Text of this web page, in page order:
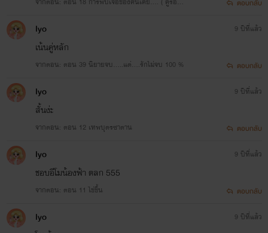
ตอบกลับ
Iyo
เน้นคู่หลัก
จากตอน: ตอน 39 นิยายจบ.....แต่....รักไม่จบ 100 %
9 ปีที่แล้ว
ตอบกลับ
Iyo
สั้นง่ะ
จากตอน: ตอน 12 เทพบุตรซาตาน
9 ปีที่แล้ว
ตอบกลับ
Iyo
ชอบอีโมน้องฟ้า ตลก 555
จากตอน: ตอน 11 ไข่ขึ้น
9 ปีที่แล้ว
ตอบกลับ
Iyo 9 ปีที่แล้ว